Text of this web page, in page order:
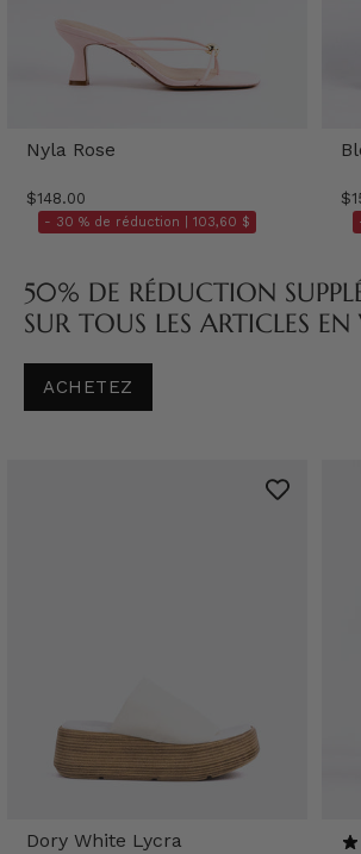
Nyla Rose
$148.00
- 30 % de réduction | 103,60 $
50% DE RÉDUCTION
SUR TOUS LES ARTICLES EN
ACHETEZ
Dory White Lycra